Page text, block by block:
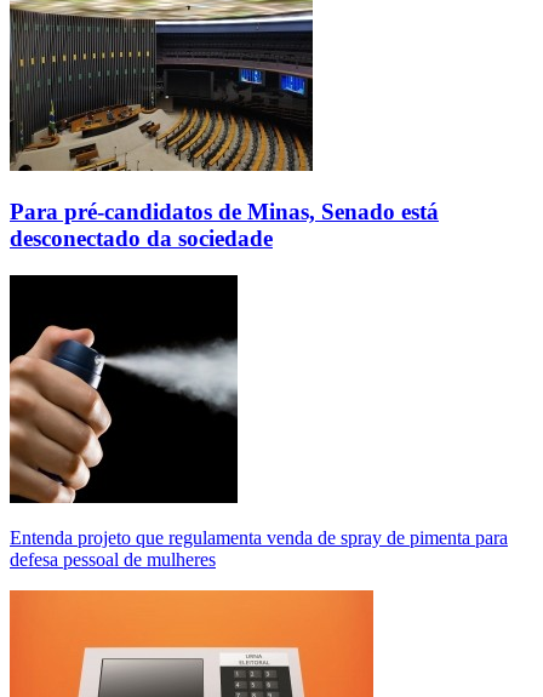
Para pré-candidatos de Minas, Senado está
desconectado da sociedade
Entenda projeto que regulamenta venda de spray de pimenta para
defesa pessoal de mulheres